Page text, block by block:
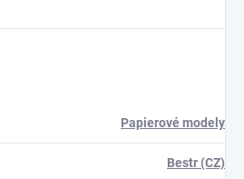
Papierové modely
Bestr (CZ)